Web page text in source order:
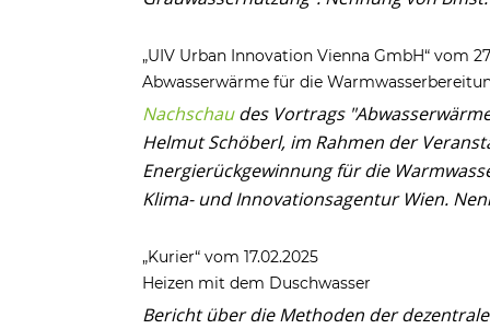
„UIV Urban Innovation Vienna GmbH“ vom
Abwasserwärme für die
Nachschaudes Vortrags
Helmut Schöberl, im Rahmen der
Energierückgewinnung für die
Klima- und Innovationsagentur Wien.
„Kurier“ vom 17.02.2025
Heizen mit dem Duschwasser
Bericht über die Methoden der